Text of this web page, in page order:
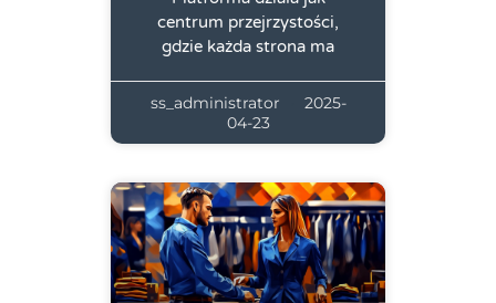
centrum przejrzystości,
gdzie każda strona ma
ss_administrator
2025-
04-23